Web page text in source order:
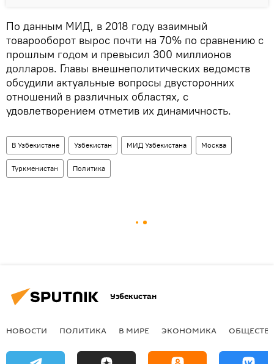
По данным МИД, в 2018 году взаимный
товарооборот вырос почти на 70% по сравнению с
прошлым годом и превысил 300 миллионов
долларов. Главы внешнеполитических ведомств
обсудили актуальные вопросы двусторонних
отношений в различных областях, с
удовлетворением отметив их динамичность.
В Узбекистане Узбекистан МИД Узбекистана Москва
Туркменистан Политика
Узбекистан
НОВОСТИ ПОЛИТИКА В МИРЕ ЭКОНОМИКА